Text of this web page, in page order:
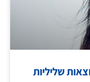
שליליות